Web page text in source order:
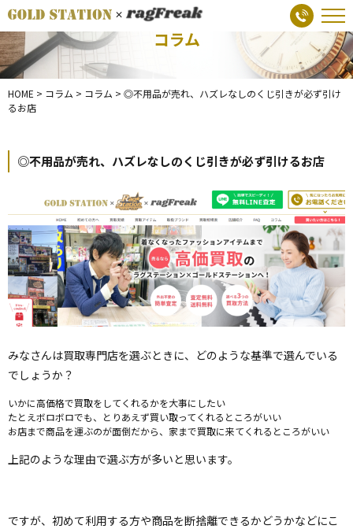
コラム
HOME > コラム > コラム > ◎不用品が売れ、ハズレなしのくじ引きが必ず引け
るお店
◎不用品が売れ、ハズレなしのくじ引きが必ず引けるお店
みなさんは買取専門店を選ぶときに、どのような基準で選んでいる
でしょうか？
いかに高価格で買取をしてくれるかを大事にしたい
たとえボロボロでも、とりあえず買い取ってくれるところがいい
お店まで商品を運ぶのが面倒だから、家まで買取に来てくれるところがいい
上記のような理由で選ぶ方が多いと思います。
ですが、初めて利用する方や商品を断捨離できるかどうかなどにこ